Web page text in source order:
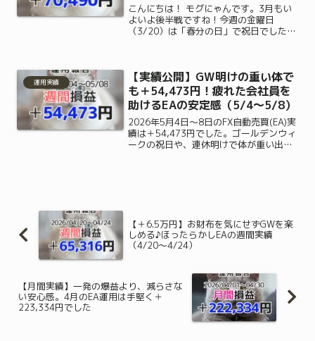
こんにちは！ モグにゃんです。3月もい
よいよ後半戦ですね！今週の金曜日
（3/20）は「春分の日」で祝日でした
かもしれませんね。実は、...
運用実績
【実績公開】GW明けの重い体で
も＋54,473円！疲れた会社員を
助けるEAの安定感（5/4〜5/8）
2026年5月4日〜8日のFX自動売買(EA)実
績は＋54,473円でした。ゴールデンウィ
ークの祝日や、連休明けで体が重い出勤
【＋6.5万円】お財布を気にせずGWを楽
しめる♪ほったらかしEAの週間実績
（4/20〜4/24）
【月間実績】一発の爆益より、減らさな
い安心感。4月のEA運用は手堅く＋
223,334円でした